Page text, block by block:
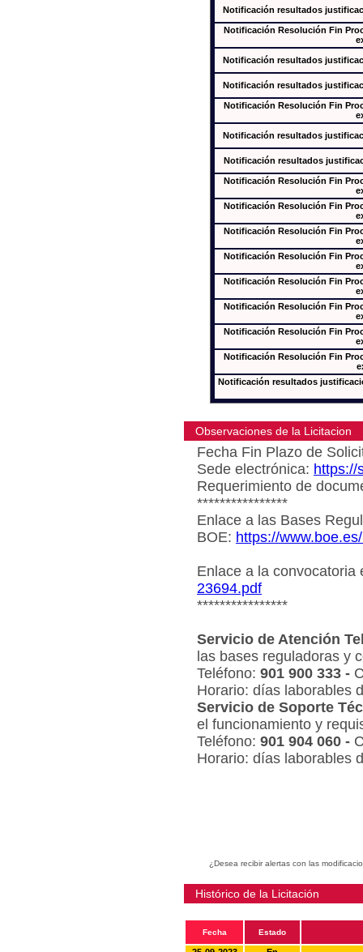
Notificación resultados
Notificación Resolución Fin
Notificación resultados
Notificación resultados
Notificación Resolución Fin
Notificación resultados
Notificación resultados
Notificación Resolución Fin
Notificación Resolución Fin
Notificación Resolución Fin
Notificación Resolución Fin
Notificación Resolución Fin
Notificación Resolución Fin
Notificación Resolución Fin
Notificación Resolución Fin
Notificación resultados
Observaciones de la Licitacion
Fecha Fin Plazo de
Sede electrónica: https://
Requerimiento de
****************
Enlace a las Bases
BOE: https://
Enlace a la
23694.pdf
****************
Servicio de Atención
las bases reguladoras y
Teléfono: 901 900 333 -
Horario: días laborables
Servicio de Soporte
el funcionamiento y
Teléfono: 901 904 060 -
Horario: días laborables
¿Desea recibir alertas con las
Histórico de la Licitación
Fecha Estado